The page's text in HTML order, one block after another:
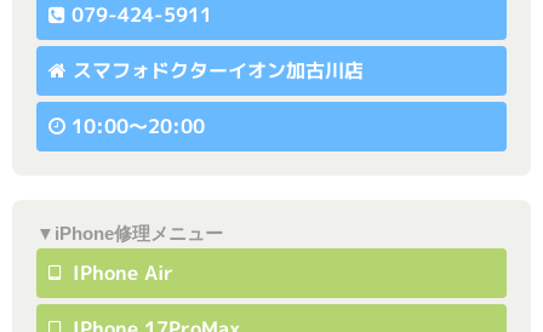
079-424-5911
スマフォドクターイオン加古川店
10:00〜20:00
▼iPhone修理メニュー
IPhone Air